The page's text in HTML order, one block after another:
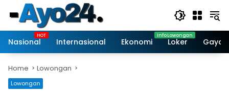
content
Nasional
Internasional Ekonomi Loker Gaya
Home Lowongan
Lowongan